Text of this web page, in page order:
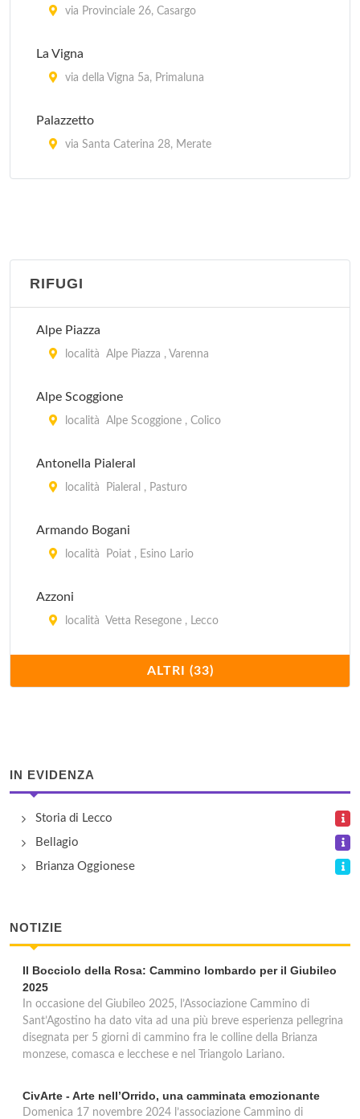
via Provinciale 26, Casargo
La Vigna
via della Vigna 5a, Primaluna
Palazzetto
via Santa Caterina 28, Merate
RIFUGI
Alpe Piazza
località Alpe Piazza , Varenna
Alpe Scoggione
località Alpe Scoggione , Colico
Antonella Pialeral
località Pialeral , Pasturo
Armando Bogani
località Poiat , Esino Lario
Azzoni
località Vetta Resegone , Lecco
Baitello dell'Amicizia
località Monte Croce , Esino Lario
Bocca di Biandino
località Bocca di Biandino , Introbio
Brioschi
Cai Lecco
Capanna Alpinisti Monzesi
località Erna al Resegone , Lecco
ALTRI (33)
IN EVIDENZA
Storia di Lecco
Bellagio
Brianza Oggionese
NOTIZIE
Il Bocciolo della Rosa: Cammino lombardo per il Giubileo
2025
In occasione del Giubileo 2025, l’Associazione Cammino di
Sant’Agostino ha dato vita ad una più breve esperienza pellegrina
disegnata per 5 giorni di cammino fra le colline della Brianza
monzese, comasca e lecchese e nel Triangolo Lariano.
CivArte - Arte nell’Orrido, una camminata emozionante
Domenica 17 novembre 2024 l’associazione Cammino di